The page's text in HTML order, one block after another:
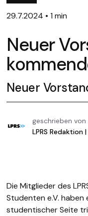
29.7.2024 • 1 min
Neuer
Neuer
geschrieben von
LPRS Redaktion
Die Mitglieder des
Studenten e.V.
studentischer Seite